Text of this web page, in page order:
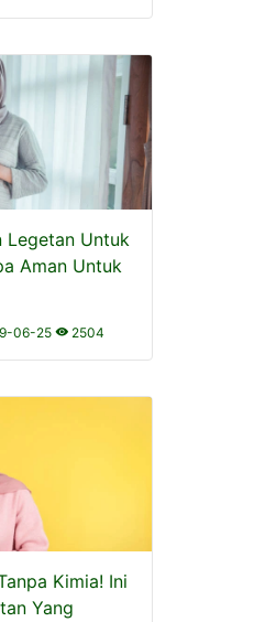
Legetan Untuk
Aman Untuk
06-25 2504
Kimia! Ini
Yang